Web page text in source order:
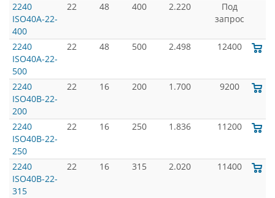
2240
ISO40A-22-
400
22 48 400 2.220
Под
запрос
2240
ISO40A-22-
500
22 48 500 2.498 12400
2240
ISO40B-22-
200
22 16 200 1.700 9200
2240
ISO40B-22-
250
22 16 250 1.836 11200
2240
ISO40B-22-
315
22 16 315 2.020 11400